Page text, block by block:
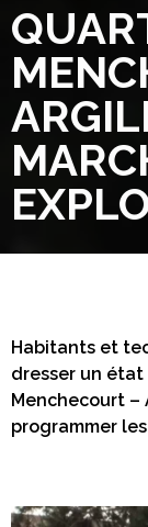
Habitants et
dresser un
Menchecourt –
programmer